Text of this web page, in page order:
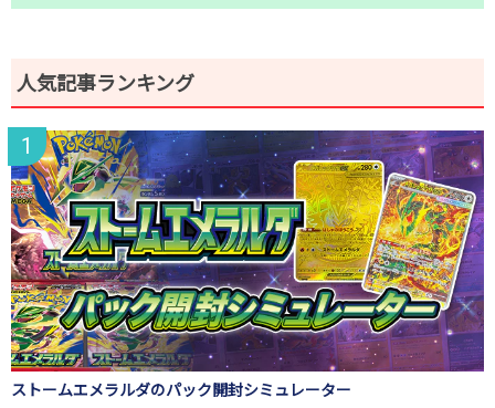
人気記事ランキング
ストームエメラルダのパック開封シミュレーター